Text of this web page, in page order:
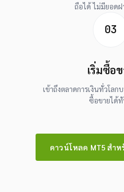
ถือได้ ไม่มียอดฝ
03
เริ่มซื้อ
เข้าถึงตลาดการเงินทั่วโล
ซื้อขายได้
ดาวน์โหลด MT5 สำ